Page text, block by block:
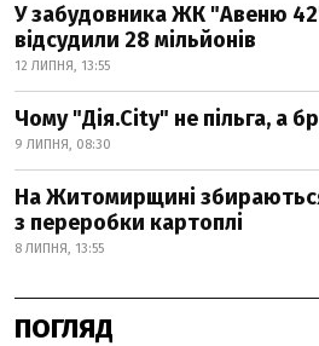
У забудовника ЖК "Авеню
відсудили 28 мільйонів
12 ЛИПНЯ, 13:55
Чому "Дія.City" не пільга, а
9 ЛИПНЯ, 08:30
На Житомирщині
з переробки картоплі
8 ЛИПНЯ, 13:55
ПОГЛЯД